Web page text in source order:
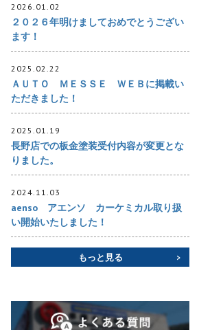
2026.01.02
２０２６年明けましておめでとうござい
ます！
2025.02.22
ＡＵＴＯ ＭＥＳＳＥ ＷＥＢに掲載い
ただきました！
2025.01.19
長野店での板金塗装受付内容が変更とな
りました。
2024.11.03
aenso アエンソ カーケミカル取り扱
い開始いたしました！
もっと見る